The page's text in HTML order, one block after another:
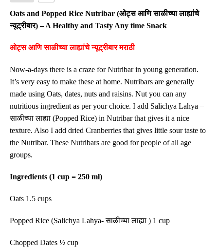
Oats and Popped Rice Nutribar (ओट्स आणि साळीच्या लाह्यांचे
न्यूट्रीबार) –A Healthy and Tasty Any time Snack
ओट्स आणि साळीच्या लाह्यांचे न्यूट्रीबार मराठी
Now-a-days there is a craze for Nutribar in young generation.
It’s very easy to make these at home. Nutribars are generally
made using Oats, dates, nuts and raisins. Nut you can any
nutritious ingredient as per your choice. I add Salichya Lahya –
साळीच्या लाह्या (Popped Rice) in Nutribar that gives it a nice
texture. Also I add dried Cranberries that gives little sour taste to
the Nutribar. These Nutribars are good for people of all age
groups.
Ingredients (1 cup = 250 ml)
Oats 1.5 cups
Popped Rice (Salichya Lahya-साळीच्या लाह्या ) 1 cup
Chopped Dates ½ cup